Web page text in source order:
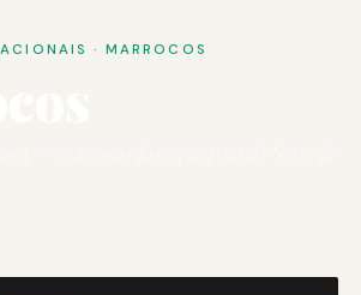
· MARROCOS